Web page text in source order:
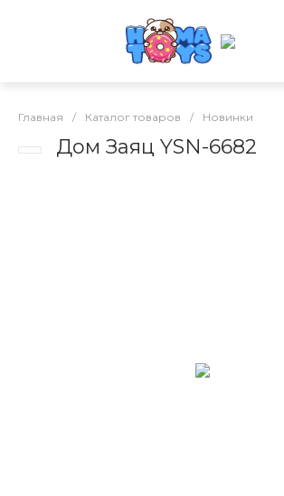
Главная / Каталог товаров / Новинки
Дом Заяц YSN-6682